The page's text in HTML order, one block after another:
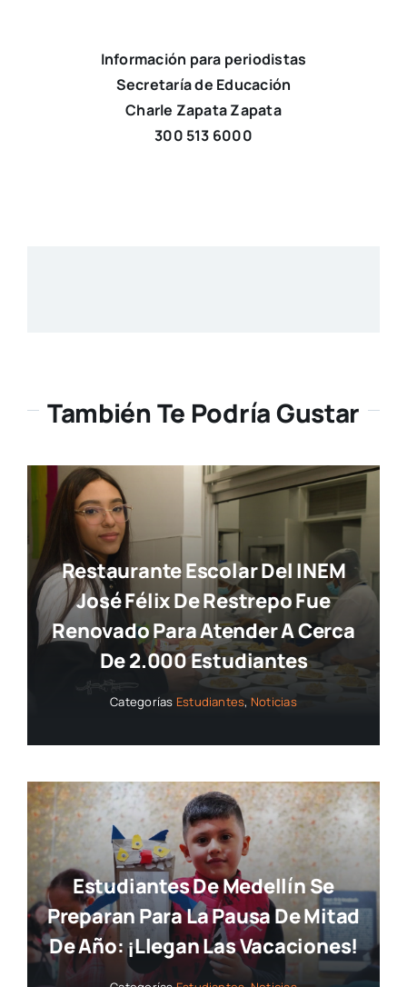
Información para periodistas
Secretaría de Educación
Charle Zapata Zapata
300 513 6000
También Te Podría Gustar
Restaurante Escolar Del INEM
José Félix De Restrepo Fue
Renovado Para Atender A Cerca
De 2.000 Estudiantes
Categorías Estudiantes, Noticias
Estudiantes De Medellín Se
Preparan Para La Pausa De Mitad
De Año: ¡llegan Las Vacaciones!